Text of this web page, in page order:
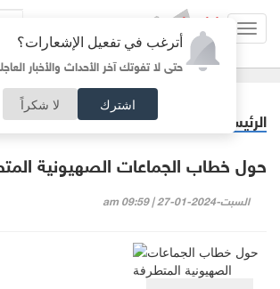
أترغب في تفعيل الإشعارات؟
حتى لا تفوتك آخر الأحداث والأخبار
اشترك لا شكراً
الرئيسية مقالات مختارة
حول خطاب الجماعات الصهيونية
السبت-2024-01-27 | 09:59 am